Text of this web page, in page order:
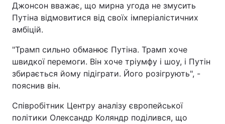
Джонсон вважає, що мирна угода не змусить
Путіна відмовитися від своїх імперіалістичних
амбіцій.
"Трамп сильно обманює Путіна. Трамп хоче
швидкої перемоги. Він хоче тріумфу і шоу, і Путін
збирається йому підіграти. Його розігрують", -
пояснив він.
Співробітник Центру аналізу європейської
політики Олександр Коляндр поділився, що